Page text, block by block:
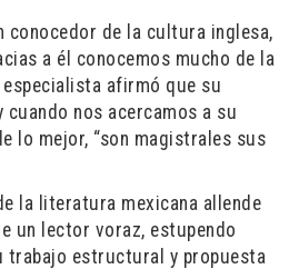
conocedor de la cultura inglesa,
a él conocemos mucho de la
afirmó que su
cuando nos acercamos a su
lo mejor, “son magistrales sus
la literatura mexicana allende
un lector voraz, estupendo
trabajo estructural y propuesta